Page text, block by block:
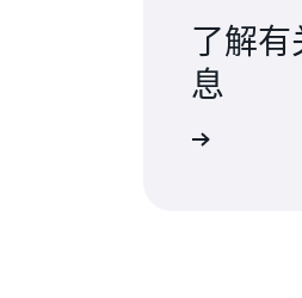
了解有
息